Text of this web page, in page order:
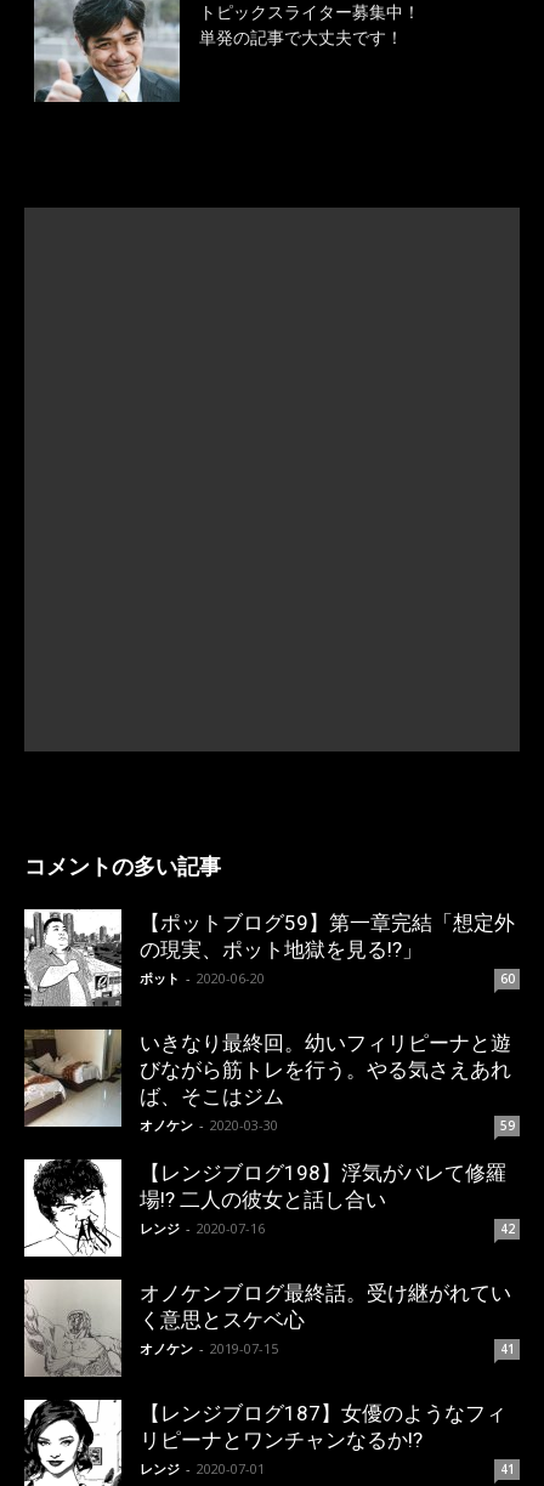
トピックスライター募集中！
単発の記事で大丈夫です！
コメントの多い記事
【ポットブログ59】第一章完結「想定外
の現実、ポット地獄を見る!?」
ポット - 2020-06-20 60
いきなり最終回。幼いフィリピーナと遊
びながら筋トレを行う。やる気さえあれ
ば、そこはジム
オノケン - 2020-03-30 59
【レンジブログ198】浮気がバレて修羅
場!? 二人の彼女と話し合い
レンジ - 2020-07-16 42
オノケンブログ最終話。受け継がれてい
く意思とスケベ心
オノケン - 2019-07-15 41
【レンジブログ187】女優のようなフィ
リピーナとワンチャンなるか!?
レンジ - 2020-07-01 41